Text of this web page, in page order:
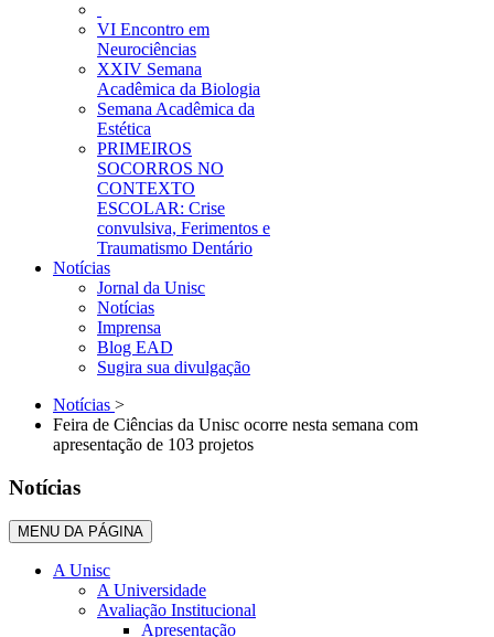
VI Encontro em
Neurociências
XXIV Semana
Acadêmica da Biologia
Semana Acadêmica da
Estética
PRIMEIROS
SOCORROS NO
CONTEXTO
ESCOLAR: Crise
convulsiva, Ferimentos e
Traumatismo Dentário
Notícias
Jornal da Unisc
Notícias
Imprensa
Blog EAD
Sugira sua divulgação
Notícias >
Feira de Ciências da Unisc ocorre nesta semana com
apresentação de 103 projetos
Notícias
MENU DA PÁGINA
A Unisc
A Universidade
Avaliação Institucional
Apresentação